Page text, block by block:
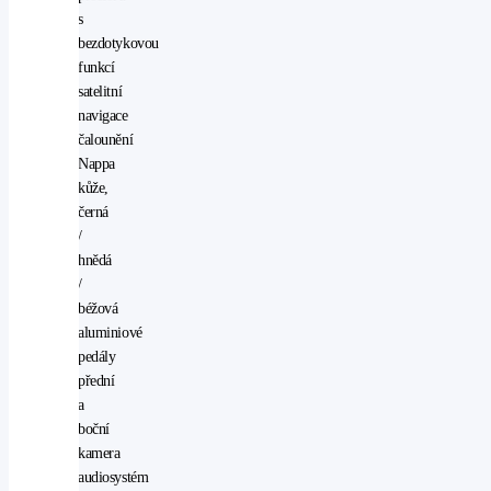
s
bezdotykovou
funkcí
satelitní
navigace
čalounění
Nappa
kůže,
černá
/
hnědá
/
béžová
aluminiové
pedály
přední
a
boční
kamera
audiosystém